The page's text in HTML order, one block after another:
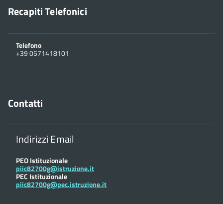
Recapiti Telefonici
Telefono
+39 0571418101
Contatti
Indirizzi Email
PEO Istituzionale
piic82700g@istruzione.it
PEC Istituzionale
piic82700g@pec.istruzione.it